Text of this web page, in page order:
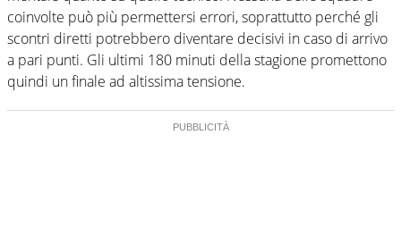
coinvolte può più permettersi errori, soprattutto perché gli
scontri diretti potrebbero diventare decisivi in caso di arrivo
a pari punti. Gli ultimi 180 minuti della stagione promettono
quindi un finale ad altissima tensione.